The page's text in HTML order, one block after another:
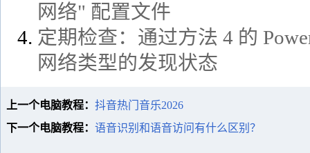
网络" 配置文件
定期检查：通过方法 4 的
网络类型的发现状态
上一个电脑教程： 抖音热门音乐2026
下一个电脑教程： 语音识别和语音访问有什么区别？